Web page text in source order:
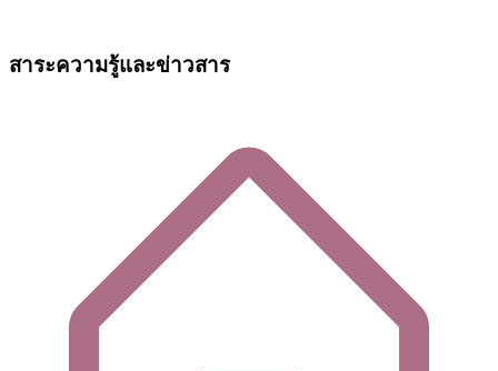
สาระความรู้และข่าวสาร